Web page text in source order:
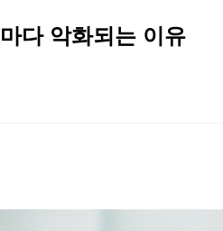
다 악화되는 이유